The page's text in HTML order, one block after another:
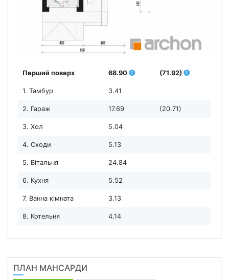
Перший поверх 68.90 (71.92)
1. Тамбур 3.41
2. Гараж 17.69 (20.71)
3. Хол 5.04
4. Сходи 5.13
5. Вітальня 24.84
6. Кухня 5.52
7. Ванна кімната 3.13
8. Котельня 4.14
ПЛАН МАНСАРДИ